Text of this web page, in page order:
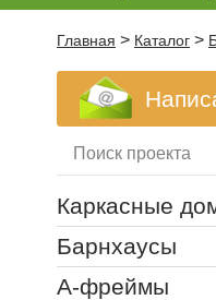
Главная > Каталог >
Каркасные
Барнхаусы
А-фреймы